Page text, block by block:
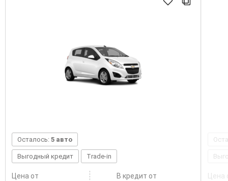
Осталось: 5 авто
Выгодный кредит Trade-in
Цена от В кредит от Цена